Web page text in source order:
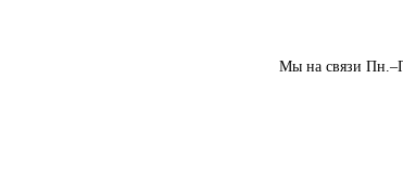
Мы на связи